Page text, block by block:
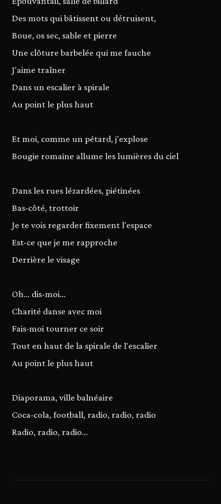
Des mots qui bâtissent ou détruisent,
Boue, os sec, sable et pierre
Une clôture barbelée qui me fauche
J'aime traîner
Dans un escalier à spirale
Au point le plus haut
Et moi, comme un pétard, j'explose
Bougie romaine allume les lumières du ciel
Dans les rues lézardées, piétinées
Bas-côté, trottoir
Je te vois regarder fixement l'espace
Est-ce que je me rapproche
Derrière le visage
Oh… dis-moi…
Charité danse avec moi
Fais-moi tourner ce soir
Tout en haut de la spirale de l'escalier
Au point le plus haut
Diaporama, ville balnéaire
Coca-cola, football, radio, radio, radio
Radio, radio, radio…